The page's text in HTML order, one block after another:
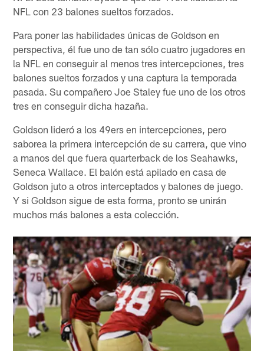
NFL con 23 balones sueltos forzados.
Para poner las habilidades únicas de Goldson en
perspectiva, él fue uno de tan sólo cuatro jugadores en
la NFL en conseguir al menos tres intercepciones, tres
balones sueltos forzados y una captura la temporada
pasada. Su compañero Joe Staley fue uno de los otros
tres en conseguir dicha hazaña.
Goldson lideró a los 49ers en intercepciones, pero
saborea la primera intercepción de su carrera, que vino
a manos del que fuera quarterback de los Seahawks,
Seneca Wallace. El balón está apilado en casa de
Goldson juto a otros interceptados y balones de juego.
Y si Goldson sigue de esta forma, pronto se unirán
muchos más balones a esta colección.